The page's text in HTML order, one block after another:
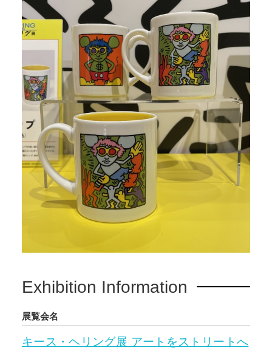
Exhibition Information
展覧会名
キース・ヘリング展 アートをストリートへ